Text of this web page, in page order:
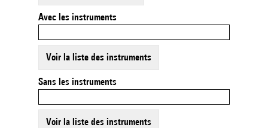
Avec les instruments
Voir la liste des instruments
Sans les instruments
Voir la liste des instruments